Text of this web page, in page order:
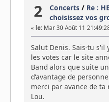
2 Concerts / Re :
choisissez vos
« le:Mar 30 Août 11
Salut Denis. Sais-tu s'il
les votes car le site
Band alors que suite
d'avantage de
merci par avance de
Lou.